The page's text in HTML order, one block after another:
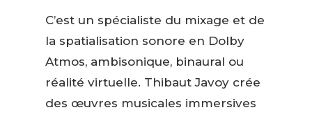
C’est un spécialiste du mixage et de
la spatialisation sonore en Dolby
Atmos, ambisonique, binaural ou
réalité virtuelle. Thibaut Javoy crée
des œuvres musicales immersives